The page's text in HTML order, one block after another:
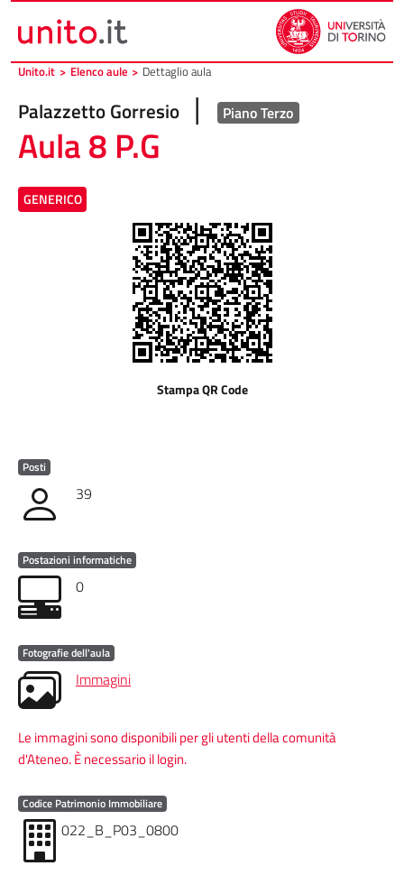
Unito.it > Elenco aule > Dettaglio aula
Palazzetto Gorresio | Piano Terzo
Aula 8 P.G
GENERICO
Stampa QR Code
Posti
39
Postazioni informatiche
0
Fotografie dell'aula
Immagini
Le immagini sono disponibili per gli utenti della comunità
d'Ateneo. È necessario il login.
Codice Patrimonio Immobiliare
022_B_P03_0800